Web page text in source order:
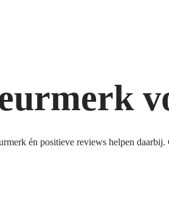
én positieve reviews helpen